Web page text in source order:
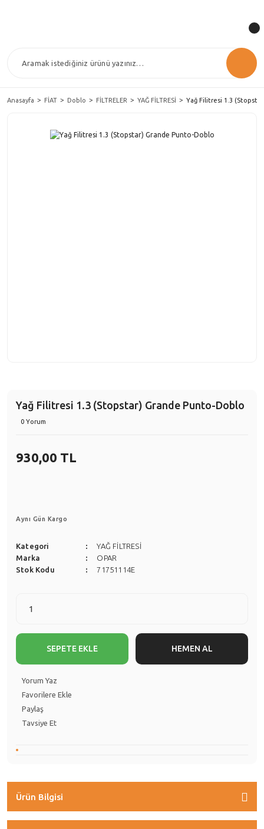
Anasayfa FİAT Doblo FİLTRELER YAĞ FİLTRESİ Yağ Filitresi 1.3
Yağ Filitresi 1.3 (Stopstar) Grande Punto-Doblo
0 Yorum
930,00 TL
Aynı Gün Kargo
Kategori
YAĞ FİLTRESİ
Marka
OPAR
Stok Kodu
71751114E
SEPETE EKLE HEMEN AL
Yorum Yaz
Paylaş
Tavsiye Et
Ürün Bilgisi